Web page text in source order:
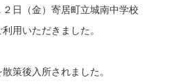
日（金）寄居町立城南中学校
用いただきました。
策後入所されました。